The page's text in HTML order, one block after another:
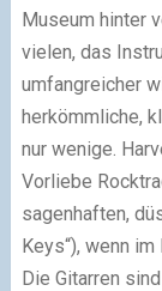
Museum hinter
vielen, das
umfangreicher
herkömmliche,
nur wenige.
Vorliebe
sagenhaften,
Keys“), wenn
Die Gitarren